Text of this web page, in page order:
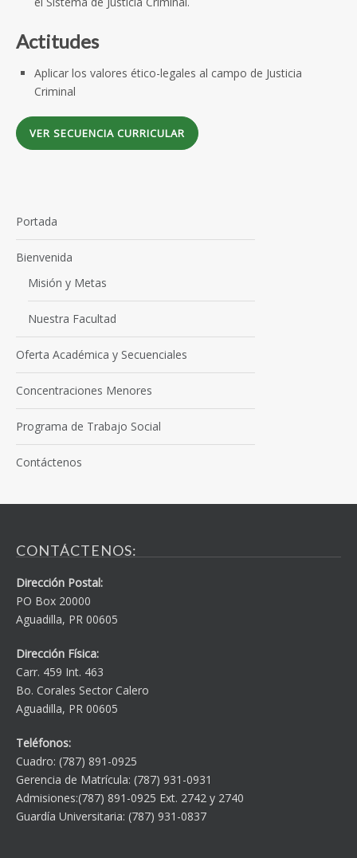
Actitudes
Aplicar los valores ético-legales al campo de Justicia
Criminal
VER SECUENCIA CURRICULAR
Portada
Bienvenida
Misión y Metas
Nuestra Facultad
Oferta Académica y Secuenciales
Concentraciones Menores
Programa de Trabajo Social
Contáctenos
CONTÁCTENOS:
Dirección Postal:
PO Box 20000
Aguadilla, PR 00605
Dirección Física:
Carr. 459 Int. 463
Bo. Corales Sector Calero
Aguadilla, PR 00605
Teléfonos:
Cuadro: (787) 891-0925
Gerencia de Matrícula: (787) 931-0931
Admisiones:(787) 891-0925 Ext. 2742 y 2740
Guardía Universitaria: (787) 931-0837